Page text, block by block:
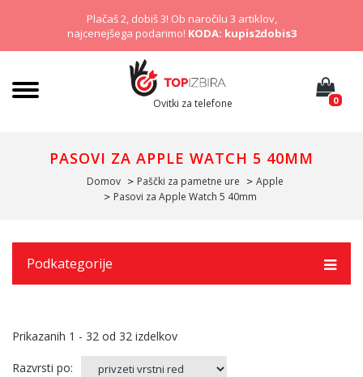
Plačaš 2, dobiš 3! Ob naročilu 3 artiklov,
najcenejšega podarimo! KODA: kupis2dobis3
Ovitki za telefone 0
PASOVI ZA APPLE WATCH 5 40MM
Domov Paščki za pametne ure
Apple
Pasovi za Apple Watch 5 40mm
Podkategorije
Prikazanih 1 - 32 od 32 izdelkov
Razvrsti po: